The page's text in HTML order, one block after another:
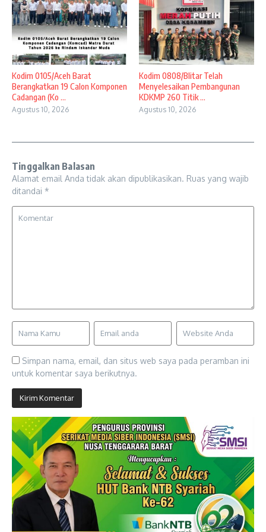
Kodim 0105/Aceh Barat
Berangkatkan 19 Calon Komponen
Cadangan (Ko ...
Agustus 10, 2026
Kodim 0808/Blitar Telah
Menyelesaikan Pembangunan
KDKMP 260 Titik ...
Agustus 10, 2026
Tinggalkan Balasan
Alamat email Anda tidak akan dipublikasikan. Ruas yang wajib
ditandai *
Simpan nama, email, dan situs web saya pada peramban ini
untuk komentar saya berikutnya.